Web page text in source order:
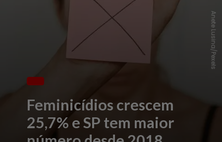
Feminicídios crescem
25,7% e SP tem maior
Anete Lusina/Pexels